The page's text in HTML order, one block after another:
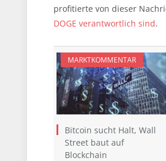
profitierte von dieser
DOGE verantwortlich sind.
MARKTKOMMENTAR
Bitcoin sucht Halt, Wall
Street baut auf
Blockchain